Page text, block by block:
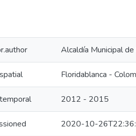
Alcaldía Municipal
Floridablanca -
2012 - 2015
2020-10-